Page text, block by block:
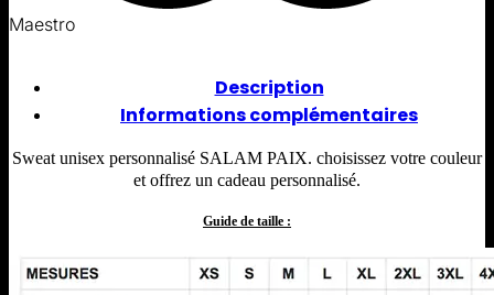
Maestro
Description
Informations complémentaires
Sweat unisex personnalisé SALAM PAIX. choisissez votre couleur
et offrez un cadeau personnalisé.
Guide de taille :